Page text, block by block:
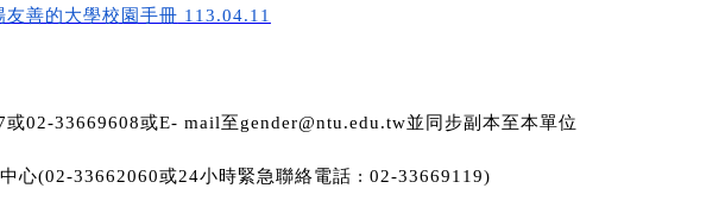
善的大學校園手冊 113.04.11
或02-33669608或E- mail至gender@ntu.edu.tw並同步副本至本單位
心(02-33662060或24小時緊急聯絡電話 : 02-33669119)